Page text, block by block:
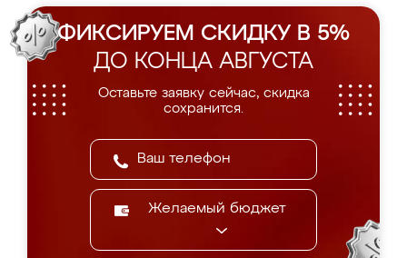
ФИКСИРУЕМ СКИДКУ В 5%
ДО КОНЦА АВГУСТА
Оставьте заявку сейчас, скидка
сохранится.
Желаемый бюджет